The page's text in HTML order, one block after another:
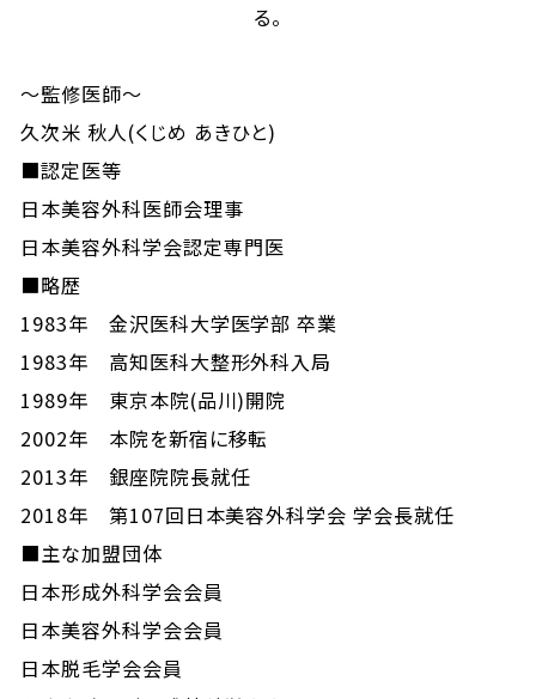
る。
～監修医師～
久次米 秋人(くじめ あきひと)
■認定医等
日本美容外科医師会理事
日本美容外科学会認定専門医
■略歴
1983年 金沢医科大学医学部 卒業
1983年 高知医科大整形外科入局
1989年 東京本院(品川)開院
2002年 本院を新宿に移転
2013年 銀座院院長就任
2018年 第107回日本美容外科学会 学会長就任
■主な加盟団体
日本形成外科学会会員
日本美容外科学会会員
日本脱毛学会会員